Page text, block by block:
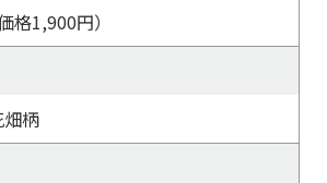
格1,900円）
柄